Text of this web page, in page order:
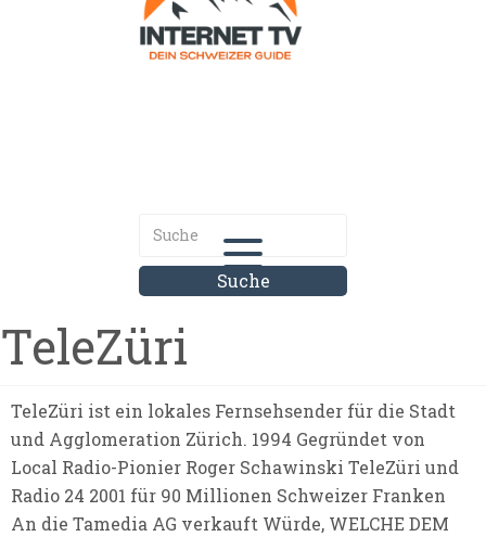
TeleZüri
TeleZüri ist ein lokales Fernsehsender für die Stadt
und Agglomeration Zürich. 1994 Gegründet von
Local Radio-Pionier Roger Schawinski TeleZüri und
Radio 24 2001 für 90 Millionen Schweizer Franken
An die Tamedia AG verkauft Würde, WELCHE DEM